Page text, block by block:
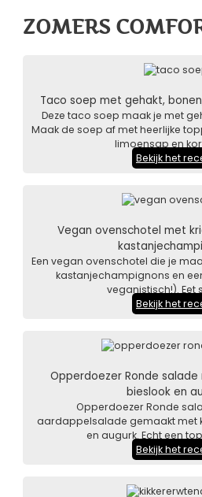
ZOMERS
Taco soep met gehakt,
Deze taco soep maak je met
Maak de soep af met heerlijke
limoensap en
Bekijk het
Vegan ovenschotel met
Een vegan ovenschotel die je
kastanjechampignons en
veganistisch!). Eet
Bekijk het
Opperdoezer Ronde
bieslook en
Opperdoezer Ronde
aardappelsalade gemaakt met
en augurk. Echt een
Bekijk het